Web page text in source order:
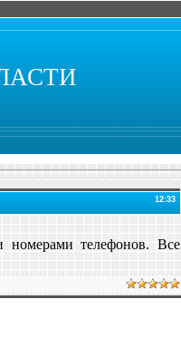
12:33
телефонов. Все